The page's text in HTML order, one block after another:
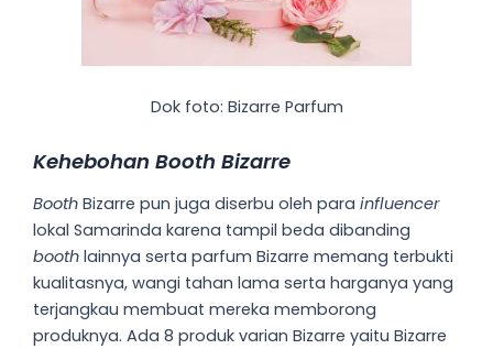
Dok foto: Bizarre Parfum
Kehebohan Booth Bizarre
Booth Bizarre pun juga diserbu oleh para influencer
lokal Samarinda karena tampil beda dibanding
booth lainnya serta parfum Bizarre memang terbukti
kualitasnya, wangi tahan lama serta harganya yang
terjangkau membuat mereka memborong
produknya. Ada 8 produk varian Bizarre yaitu Bizarre